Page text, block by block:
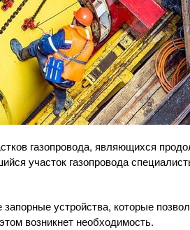
газопровода, являющихся
участок газопровода
устройства, которые
возникнет необходимость.